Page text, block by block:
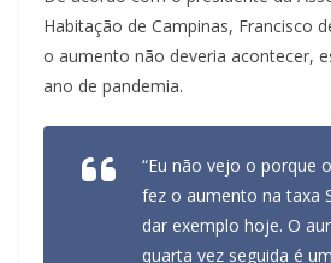
Habitação de Campinas, Francisco
o aumento não deveria acontecer,
ano de pandemia.
“Eu não vejo o porque
fez o aumento na taxa
dar exemplo hoje. O
quarta vez seguida é